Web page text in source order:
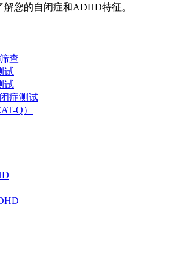
您的自闭症和ADHD特征。
查
试
试
症测试
Q）